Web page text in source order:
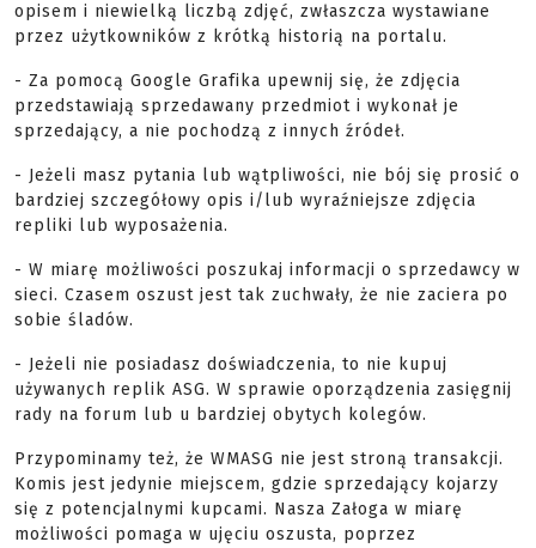
opisem i niewielką liczbą zdjęć, zwłaszcza wystawiane
przez użytkowników z krótką historią na portalu.
- Za pomocą Google Grafika upewnij się, że zdjęcia
przedstawiają sprzedawany przedmiot i wykonał je
sprzedający, a nie pochodzą z innych źródeł.
- Jeżeli masz pytania lub wątpliwości, nie bój się prosić o
bardziej szczegółowy opis i/lub wyraźniejsze zdjęcia
repliki lub wyposażenia.
- W miarę możliwości poszukaj informacji o sprzedawcy w
sieci. Czasem oszust jest tak zuchwały, że nie zaciera po
sobie śladów.
- Jeżeli nie posiadasz doświadczenia, to nie kupuj
używanych replik ASG. W sprawie oporządzenia zasięgnij
rady na forum lub u bardziej obytych kolegów.
Przypominamy też, że WMASG nie jest stroną transakcji.
Komis jest jedynie miejscem, gdzie sprzedający kojarzy
się z potencjalnymi kupcami. Nasza Załoga w miarę
możliwości pomaga w ujęciu oszusta, poprzez